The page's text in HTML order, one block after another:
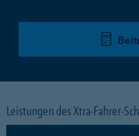
Leistungen des Xtra-Fahrer-